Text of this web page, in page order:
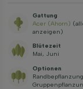
Gattung
Acer (Ahorn)
anzeigen)
Blütezeit
Mai, Juni
Optionen